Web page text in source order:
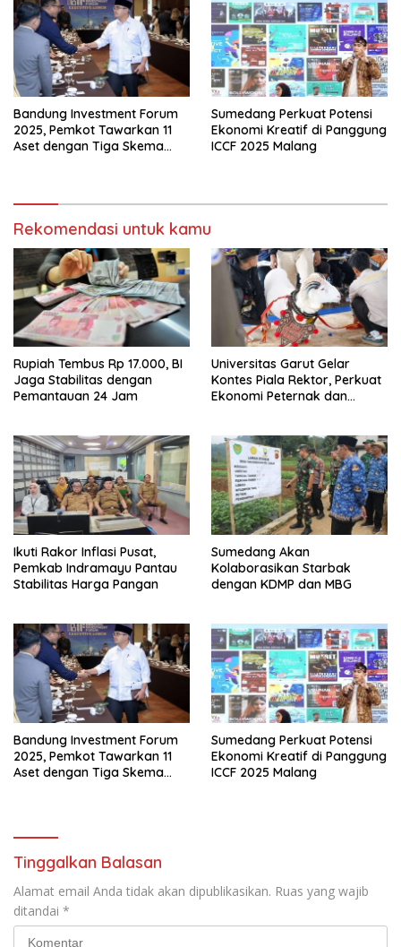
Bandung Investment Forum
2025, Pemkot Tawarkan 11
Aset dengan Tiga Skema
Sumedang Perkuat Potensi
Ekonomi Kreatif di Panggung
ICCF 2025 Malang
Rekomendasi untuk kamu
Rupiah Tembus Rp 17.000, BI
Jaga Stabilitas dengan
Pemantauan 24 Jam
Universitas Garut Gelar
Kontes Piala Rektor, Perkuat
Ekonomi Peternak dan
Ikuti Rakor Inflasi Pusat,
Pemkab Indramayu Pantau
Stabilitas Harga Pangan
Sumedang Akan
Kolaborasikan Starbak
dengan KDMP dan MBG
Bandung Investment Forum
2025, Pemkot Tawarkan 11
Aset dengan Tiga Skema
Sumedang Perkuat Potensi
Ekonomi Kreatif di Panggung
ICCF 2025 Malang
Tinggalkan Balasan
Alamat email Anda tidak akan dipublikasikan. Ruas yang wajib
ditandai *